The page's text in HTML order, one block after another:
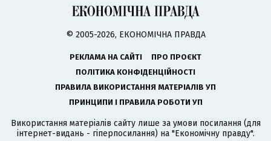
© 2005-2026, ЕКОНОМІЧНА ПРАВДА
РЕКЛАМА НА САЙТІ
ПРО ПРОЄКТ
ПОЛІТИКА КОНФІДЕНЦІЙНОСТІ
ПРАВИЛА ВИКОРИСТАННЯ МАТЕРІАЛІВ УП
ПРИНЦИПИ І ПРАВИЛА РОБОТИ УП
Використання матеріалів сайту лише за умови посилання (для
інтернет-видань - гіперпосилання) на "Економічну правду".